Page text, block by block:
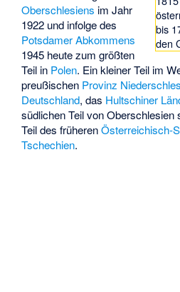
bis
den
Oberschlesiens im Jahr
1922 und infolge des
Potsdamer Abkommens
1945 heute zum größten
Teil in Polen. Ein kleiner Teil im
preußischen Provinz
Deutschland, das Hultschiner
südlichen Teil von Oberschlesien
Teil des früherenÖsterreichisch-
Tschechien.